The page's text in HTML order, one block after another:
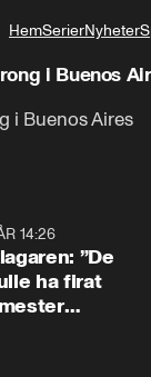
HemSerierNyheter
i Buenos
i Buenos Aires
14:26
”De
ha firat